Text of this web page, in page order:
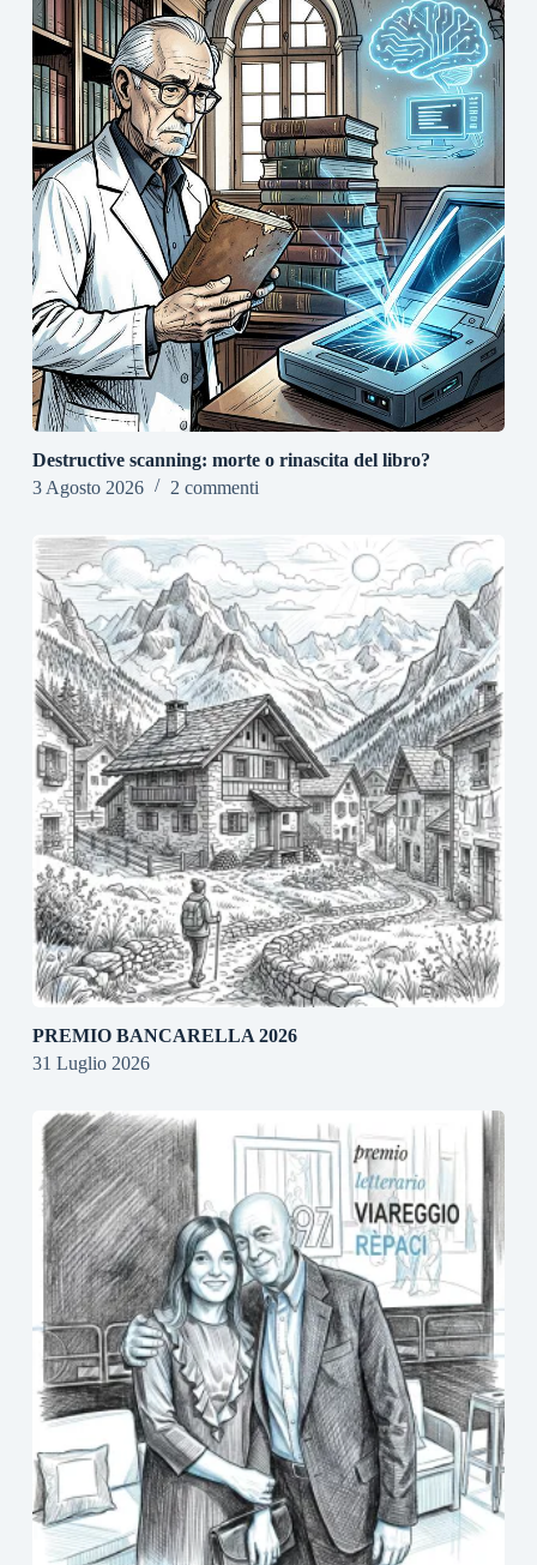
Destructive scanning: morte o rinascita del libro?
3 Agosto 2026
2 commenti
PREMIO BANCARELLA 2026
31 Luglio 2026